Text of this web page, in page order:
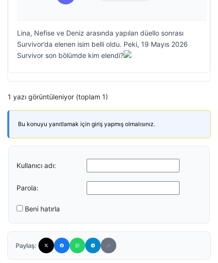
Lina, Nefise ve Deniz arasında yapılan düello sonrası
Survivor’da elenen isim belli oldu. Peki, 19 Mayıs 2026
Survivor son bölümde kim elendi?
1 yazı görüntüleniyor (toplam 1)
Bu konuyu yanıtlamak için giriş yapmış olmalısınız.
Kullanıcı adı:
Parola:
Beni hatırla
Paylaş: